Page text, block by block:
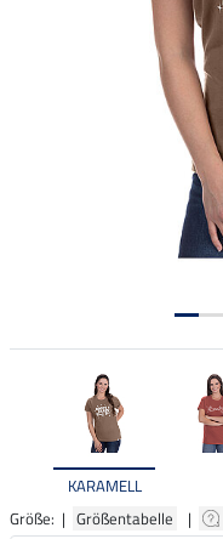
KARAMELL
Größe: | Größentabelle |